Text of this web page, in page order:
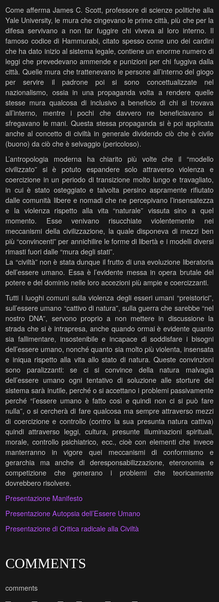
Come afferma James C. Scott, professore di scienze politiche alla
Yale University, le mura che cingevano le prime città, più che per la
difesa servivano a non far fuggire chi viveva al loro interno. Il
famoso codice di Hammurabi, citato spesso come uno dei cardini
che ha dato inizio al sistema legale, contiene un enorme numero di
leggi che prevedevano ammende e punizioni per chi fuggiva dalla
città. Quelle mura che trattenevano le persone all’interno del giogo
per servire il padrone poi si sono concettualizzate nel
nazionalismo, ossia in una propaganda volta a rendere quelle
stesse mura qualcosa di inclusivo a beneficio di chi si trovava
all’interno, mentre i pochi che davvero ne beneficiavano si
sfregavano le mani. Questa stessa propaganda si è poi applicata
anche al concetto di civiltà in generale dividendo ciò che è civile
(buono) da ciò che è selvaggio (pericoloso).
L’antropologia moderna ha chiarito più volte che il “modello
civilizzato” si è potuto espandere solo attraverso violenza e
coercizione in un periodo di transizione molto lungo e travagliato,
in cui è stato osteggiato e talvolta persino aspramente rifiutato
dalle comunità libere e nomadi che ne percepivano l’insensatezza
e la violenza rispetto alla vita “naturale” vissuta sino a quel
momento. Esse venivano risucchiate violentemente nei
meccanismi della civilizzazione, la quale disponeva di mezzi ben
più “convincenti” per annichilire le forme di libertà e i modelli diversi
rimasti fuori dalle “mura degli stati”.
La “civiltà” non è stata dunque il frutto di una evoluzione liberatoria
dell’essere umano. Essa è l’evidente messa in opera brutale del
potere e del dominio nelle loro accezioni più ampie e coercizzanti.
Tutti i luoghi comuni sulla violenza degli esseri umani “preistorici”,
sull’essere umano “cattivo di natura”, sulla guerra che sarebbe “nel
nostro DNA”, servono proprio a non mettere in discussione la
strada che si è intrapresa, anche quando ormai è evidente quanto
sia fallimentare, insostenibile e incapace di soddisfare i bisogni
dell’essere umano, nonché quanto sia molto più violenta, insensata
e iniqua rispetto alla vita allo stato di natura. Queste convinzioni
sono paralizzanti: se ci si convince della natura malvagia
dell’essere umano ogni tentativo di soluzione alle storture del
sistema sarà inutile, perché o si accettano i problemi passivamente
perché “l’essere umano è fatto così e quindi non ci si può fare
nulla”, o si cercherà di fare qualcosa ma sempre attraverso mezzi
di coercizione e controllo (contro la sua presunta natura cattiva)
quindi attraverso leggi, cultura, presunte illuminazioni spirituali,
morale, controllo psichiatrico, ecc., cioè con elementi che invece
manterranno in vigore quei meccanismi di conformismo e
gerarchia ma anche di deresponsabilizzazione, eteronomia e
competizione che generano i problemi che teoricamente
dovrebbero risolvere.
Presentazione Manifesto
Presentazione Autopsia dell’Essere Umano
Presentazione di Critica radicale alla Civiltà
COMMENTS
comments